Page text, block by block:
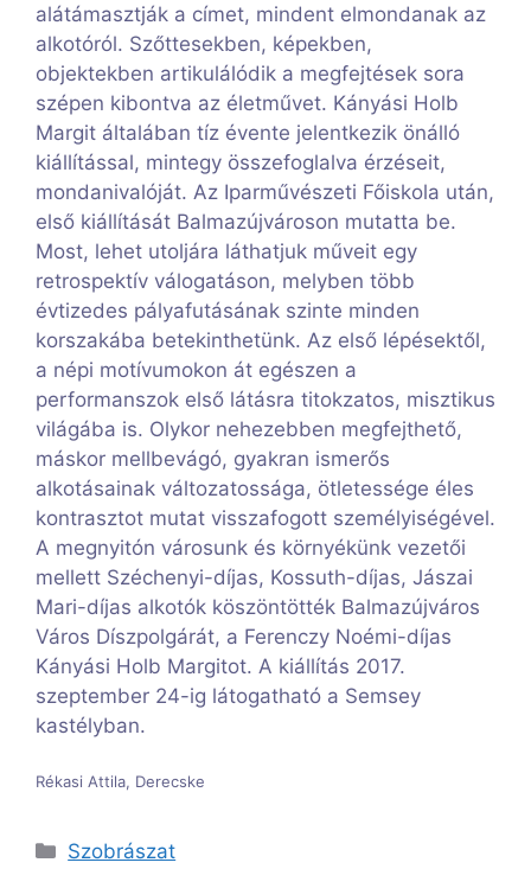
alátámasztják a címet, mindent elmondanak az
alkotóról. Szőttesekben, képekben,
objektekben artikulálódik a megfejtések sora
szépen kibontva az életművet. Kányási Holb
Margit általában tíz évente jelentkezik önálló
kiállítással, mintegy összefoglalva érzéseit,
mondanivalóját. Az Iparművészeti Főiskola után,
első kiállítását Balmazújvároson mutatta be.
Most, lehet utoljára láthatjuk műveit egy
retrospektív válogatáson, melyben több
évtizedes pályafutásának szinte minden
korszakába betekinthetünk. Az első lépésektől,
a népi motívumokon át egészen a
performanszok első látásra titokzatos, misztikus
világába is. Olykor nehezebben megfejthető,
máskor mellbevágó, gyakran ismerős
alkotásainak változatossága, ötletessége éles
kontrasztot mutat visszafogott személyiségével.
A megnyitón városunk és környékünk vezetői
mellett Széchenyi-díjas, Kossuth-díjas, Jászai
Mari-díjas alkotók köszöntötték Balmazújváros
Város Díszpolgárát, a Ferenczy Noémi-díjas
Kányási Holb Margitot. A kiállítás 2017.
szeptember 24-ig látogatható a Semsey
kastélyban.
Rékasi Attila, Derecske
Kategória
Szobrászat